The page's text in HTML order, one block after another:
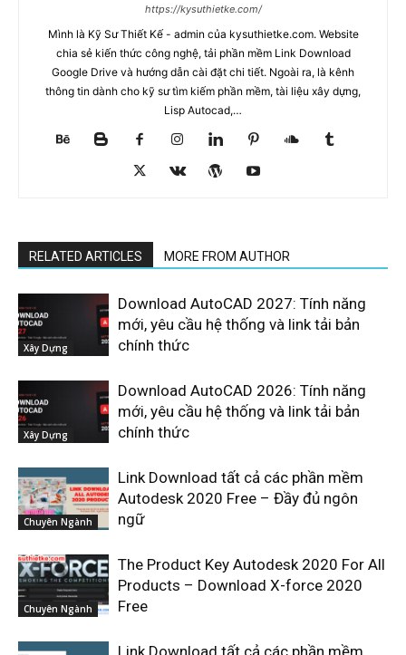
https://kysuthietke.com/
Mình là Kỹ Sư Thiết Kế - admin của kysuthietke.com. Website
chia sẻ kiến thức công nghệ, tải phần mềm Link Download
Google Drive và hướng dẫn cài đặt chi tiết. Ngoài ra, là kênh
thông tin dành cho kỹ sư tìm kiếm phần mềm, tài liệu xây dựng,
Lisp Autocad,…
RELATED ARTICLES MORE FROM AUTHOR
Xây Dựng
Download AutoCAD 2027: Tính năng
mới, yêu cầu hệ thống và link tải bản
chính thức
Xây Dựng
Download AutoCAD 2026: Tính năng
mới, yêu cầu hệ thống và link tải bản
chính thức
Chuyên Ngành
Link Download tất cả các phần mềm
Autodesk 2020 Free – Đầy đủ ngôn
ngữ
Chuyên Ngành
The Product Key Autodesk 2020 For All
Products – Download X-force 2020
Free
Link Download tất cả các phần mềm